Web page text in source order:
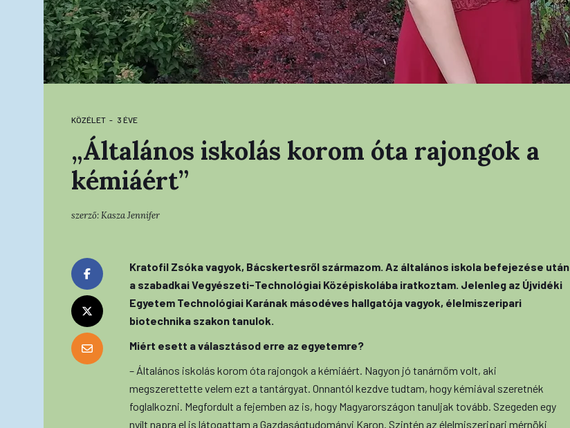
KÖZÉLET 3 ÉVE
„Általános iskolás korom óta rajongok a
kémiáért”
szerző:Kasza Jennifer
Kratofil Zsóka vagyok, Bácskertesről származom. Az általános iskola befejezése után
a szabadkai Vegyészeti-Technológiai Középiskolába iratkoztam. Jelenleg az Újvidéki
Egyetem Technológiai Karának másodéves hallgatója vagyok, élelmiszeripari
biotechnika szakon tanulok.
Miért esett a választásod erre az egyetemre?
– Általános iskolás korom óta rajongok a kémiáért. Nagyon jó tanárnőm volt, aki
megszerettette velem ezt a tantárgyat. Onnantól kezdve tudtam, hogy kémiával szeretnék
foglalkozni. Megfordult a fejemben az is, hogy Magyarországon tanuljak tovább. Szegeden egy
nyílt napra el is látogattam a Gazdaságtudományi Karon. Szintén az élelmiszeripari mérnöki